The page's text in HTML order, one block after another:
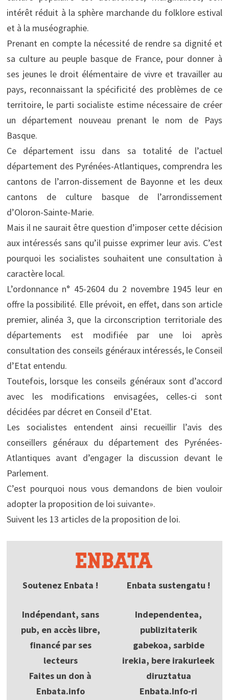
intérêt réduit à la sphère marchande du folklore estival
et à la muséographie.
Prenant en compte la nécessité de rendre sa dignité et
sa culture au peuple basque de France, pour donner à
ses jeunes le droit élémentaire de vivre et travailler au
pays, reconnaissant la spécificité des problèmes de ce
territoire, le parti socialiste estime nécessaire de créer
un département nouveau prenant le nom de Pays
Basque.
Ce département issu dans sa totalité de l’actuel
département des Pyrénées-Atlantiques, comprendra les
cantons de l’arron-dissement de Bayonne et les deux
cantons de culture basque de l’arrondissement
d’Oloron-Sainte-Marie.
Mais il ne saurait être question d’imposer cette décision
aux intéressés sans qu’il puisse exprimer leur avis. C’est
pourquoi les socialistes souhaitent une consultation à
caractère local.
L’ordonnance n° 45-2604 du 2 novembre 1945 leur en
offre la possibilité. Elle prévoit, en effet, dans son article
premier, alinéa 3, que la circonscription territoriale des
départements est modifiée par une loi après
consultation des conseils généraux intéressés, le Conseil
d’Etat entendu.
Toutefois, lorsque les conseils généraux sont d’accord
avec les modifications envisagées, celles-ci sont
décidées par décret en Conseil d’Etat.
Les socialistes entendent ainsi recueillir l’avis des
conseillers généraux du département des Pyrénées-
Atlantiques avant d’engager la discussion devant le
Parlement.
C’est pourquoi nous vous demandons de bien vouloir
adopter la proposition de loi suivante».
Suivent les 13 articles de la proposition de loi.
Soutenez Enbata !
Indépendant, sans
pub, en accès libre,
financé par ses
lecteurs
Faites un don à
Enbata.info
Enbata sustengatu !
Independentea,
publizitaterik
gabekoa, sarbide
irekia, bere irakurleek
diruztatua
Enbata.Info-ri